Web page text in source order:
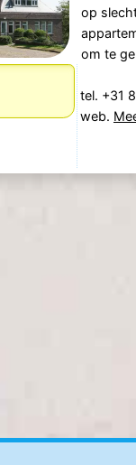
op
om te
tel. +31
web.